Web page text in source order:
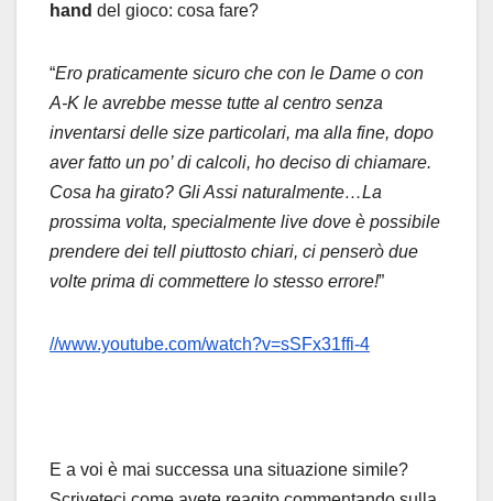
hand del gioco: cosa fare?
“Ero praticamente sicuro che con le Dame o con
A-K le avrebbe messe tutte al centro senza
inventarsi delle size particolari, ma alla fine, dopo
aver fatto un po’ di calcoli, ho deciso di chiamare.
Cosa ha girato? Gli Assi naturalmente…La
prossima volta, specialmente live dove è possibile
prendere dei tell piuttosto chiari, ci penserò due
volte prima di commettere lo stesso errore!”
//www.youtube.com/watch?v=sSFx31ffi-4
E a voi è mai successa una situazione simile?